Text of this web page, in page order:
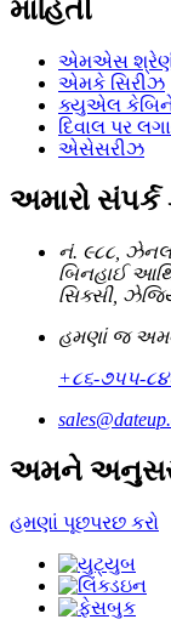
માહિતી
એમએસ
એમકે સિરીઝ
ક્યુએલ
દિવાલ પર
એસેસરીઝ
અમારો સંપર્ક
નં. ૯૮૮,
બિનહાઈ
સિક્સી,
હમણાં જ
+૮૬-૭૫૫-
અમને
હમણાં પૂછપરછ કરો